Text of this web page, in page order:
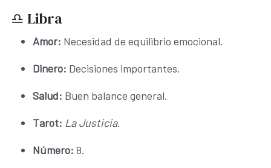
♎ Libra
Amor: Necesidad de equilibrio emocional.
Dinero: Decisiones importantes.
Salud: Buen balance general.
Tarot: La Justicia.
Número: 8.